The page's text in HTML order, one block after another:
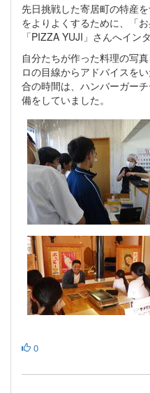
先日挑戦した寄居町の特産
をよりよくするために、「
「PIZZA YUJI」さんへイン
自分たちが作った料理の写
ロの目線からアドバイスを
合の時間は、ハンバーガー
備をしていました。
0